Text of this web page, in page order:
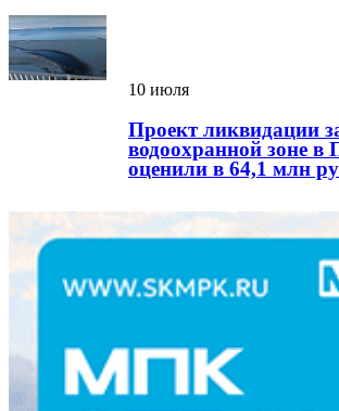
10 июля
Проект ликвидации
водоохранной зоне в
оценили в 64,1 млн